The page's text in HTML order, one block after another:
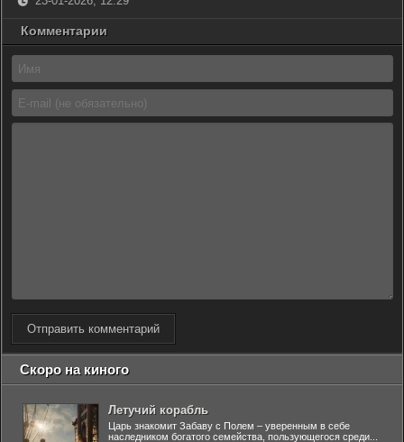
Комментарии
Отправить комментарий
Скоро на киного
Летучий корабль
Царь знакомит Забаву с Полем – уверенным в себе
наследником богатого семейства, пользующегося среди...